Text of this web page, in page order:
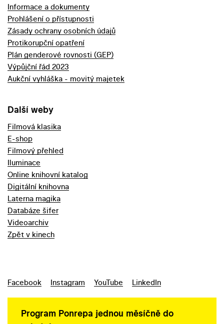
Informace a dokumenty
Prohlášení o přístupnosti
Zásady ochrany osobních údajů
Protikorupční opatření
Plán genderové rovnosti (GEP)
Výpůjční řád 2023
Aukční vyhláška - movitý majetek
Další weby
Filmová klasika
E-shop
Filmový přehled
Iluminace
Online knihovní katalog
Digitální knihovna
Laterna magika
Databáze šifer
Videoarchiv
Zpět v kinech
Facebook Instagram YouTube LinkedIn
Program Ponrepa jednou měsíčně do